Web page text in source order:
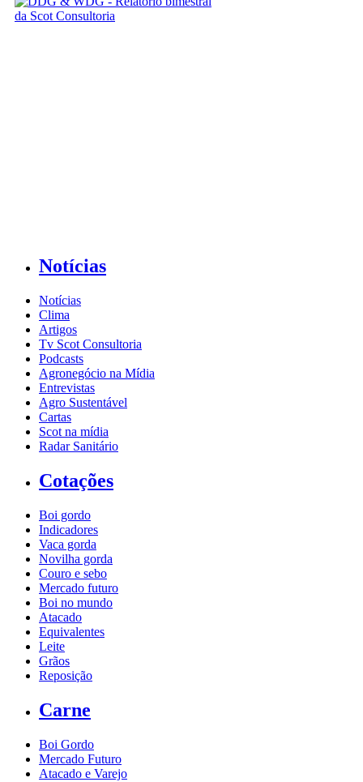
Notícias
Notícias
Clima
Artigos
Tv Scot Consultoria
Podcasts
Agronegócio na Mídia
Entrevistas
Agro Sustentável
Cartas
Scot na mídia
Radar Sanitário
Cotações
Boi gordo
Indicadores
Vaca gorda
Novilha gorda
Couro e sebo
Mercado futuro
Boi no mundo
Atacado
Equivalentes
Leite
Grãos
Reposição
Carne
Boi Gordo
Mercado Futuro
Atacado e Varejo